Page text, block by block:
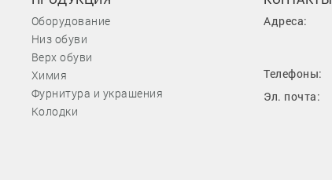
Оборудование
Низ обуви
Верх обуви
Химия
Фурнитура и украшения
Колодки
Адреса:
Телефоны:
Эл. почта: